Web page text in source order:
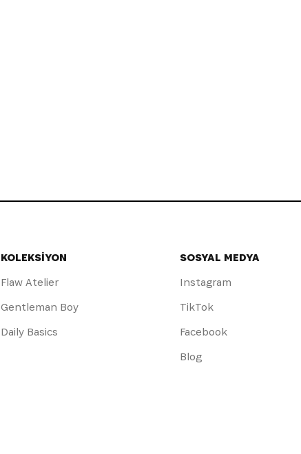
KOLEKSİYON
Flaw Atelier
Gentleman Boy
Daily Basics
SOSYAL MEDYA
Instagram
TikTok
Facebook
Blog